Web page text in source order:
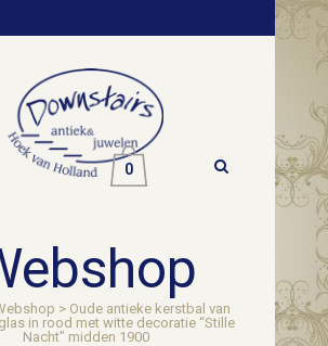
0
> Oude antieke kerstbal van
in rood met witte decoratie “Stille
Nacht” midden 1900